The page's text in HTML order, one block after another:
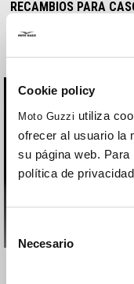
Cookie policy
Moto Guzzi utiliza
ofrecer al usuario la
su página web.
política de
de Necesario